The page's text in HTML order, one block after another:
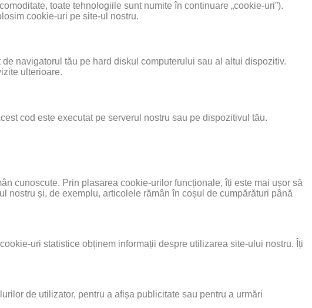
toate tehnologiile sunt numite în continuare „cookie-uri”).
cookie-uri pe site-ul nostru.
navigatorul tău pe hard diskul computerului sau al altui dispozitiv.
ulterioare.
cod este executat pe serverul nostru sau pe dispozitivul tău.
cunoscute. Prin plasarea cookie-urilor funcționale, îți este mai ușor să
nostru și, de exemplu, articolele rămân în coșul de cumpărături până
uri statistice obținem informații despre utilizarea site-ului nostru. Îți
de utilizator, pentru a afișa publicitate sau pentru a urmări